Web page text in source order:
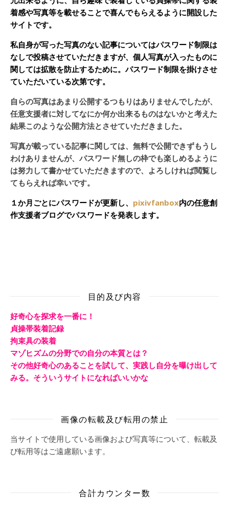
着感や写真等を載せることで喜んでもらえるように開設した
サイトです。
私自身が写った写真のない記事についてはパスワード制限は
なしで投稿させていただきますが、個人写真が入ったものに
関しては拡散を防止するために。パスワード制限を掛けさせ
ていただいている次第です。
自らの写真はあまり公開するつもりはありませんでしたが、
任意支援者に対してなにか何か出来るものはないかと考えた
結果このような公開方法とさせていただきました。
写真が載っている記事に関しては、無料で公開できずもうし
わけありませんが、パスワード無しの枠でも楽しめるように
は努力して書かせていただきますので、よろしければ閲覧し
てもらえれば幸いです。
１か月ごとにパスワードが更新し、 pixivfanbox内の任意創
作支援者ブログでパスワードを発表します。
目的及び内容
好奇心を探求を一番に！
貞操帯装着記録
拘束具の装着
マゾヒズムの分野での自分の本質とは？
その他好奇心のあることを試して、実践し自分を曝け出して
みる。そういうサイトになればいいかな
画像の転載及び転用の禁止
当サイトで使用している画像および写真等について、転載及
び転用等はご遠慮願います。
合計カウンター数